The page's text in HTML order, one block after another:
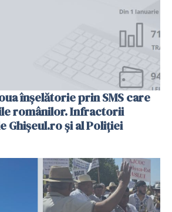
înșelătorie prin SMS care
românilor. Infractorii
Ghișeul.ro și al Poliției